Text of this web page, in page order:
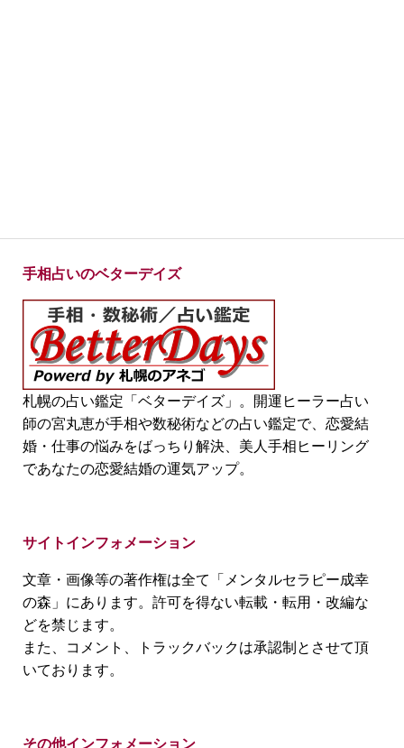
手相占いのベターデイズ
札幌の占い鑑定「ベターデイズ」。開運ヒーラー占い
師の宮丸恵が手相や数秘術などの占い鑑定で、恋愛結
婚・仕事の悩みをばっちり解決、美人手相ヒーリング
であなたの恋愛結婚の運気アップ。
サイトインフォメーション
文章・画像等の著作権は全て「メンタルセラピー成幸
の森」にあります。許可を得ない転載・転用・改編な
どを禁じます。
また、コメント、トラックバックは承認制とさせて頂
いております。
その他インフォメーション